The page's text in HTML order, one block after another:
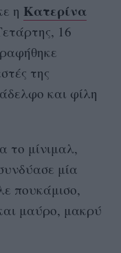
η Κατερίνα
16
της
και φίλη
το μίνιμαλ,
μία
πουκάμισο,
μαύρο, μακρύ